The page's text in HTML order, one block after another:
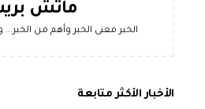
ماتش
الخبر معنى الخبر وأهم من الخبر...
الأخبار الأكثر متابعة